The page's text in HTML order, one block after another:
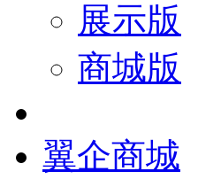
展示版
商城版
翼企商城